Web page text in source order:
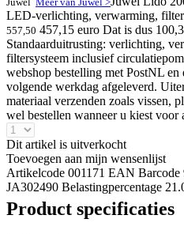
LED-verlichting, verwarming,
557,50 457,15 euro Dat is dus
Standaarduitrusting: verlichting,
filtersysteem inclusief
webshop bestelling met PostNL en
volgende werkdag afgeleverd.
materiaal verzenden zoals vissen,
wel bestellen wanneer u kiest voor
Dit artikel is uitverkocht
Toevoegen aan mijn wensenlijst
Artikelcode 001171 EAN Barcode
JA302490 Belastingpercentage
Product specificaties